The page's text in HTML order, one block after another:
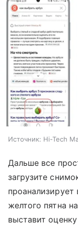
Источник: Hi-Tech
Дальше все
загрузите
желтого пятна
выставит